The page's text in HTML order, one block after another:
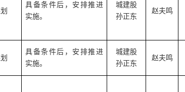
具备条件后，安排推进
实施。
城建股
孙正东
赵夫鸣
具备条件后，安排推进
实施。
城建股
孙正东
赵夫鸣